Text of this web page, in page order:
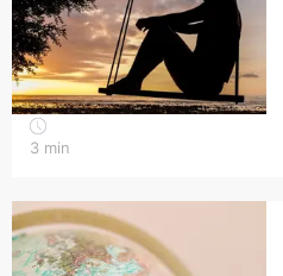
3 min